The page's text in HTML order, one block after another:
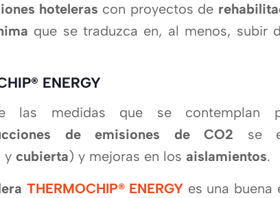
hoteleras con proyectos de
que se traduzca en, al menos, subir
ENERGY
las medidas que se contemplan
de emisiones de CO2 se
y cubierta) y mejoras en los aislamientos.
THERMOCHIP® ENERGY es una buena